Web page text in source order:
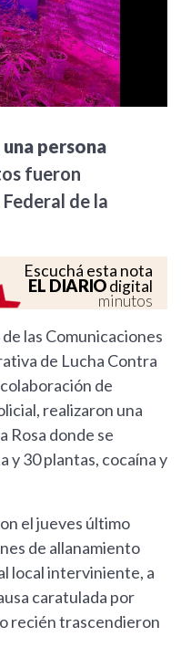
persona
fueron
de la
Escuchá esta nota
EL DIARIOdigital
minutos
las Comunicaciones
de Lucha Contra
de
realizaron una
Rosa donde se
y 30 plantas, cocaína y
el jueves último
de allanamiento
local interviniente, a
caratulada por
recién trascendieron